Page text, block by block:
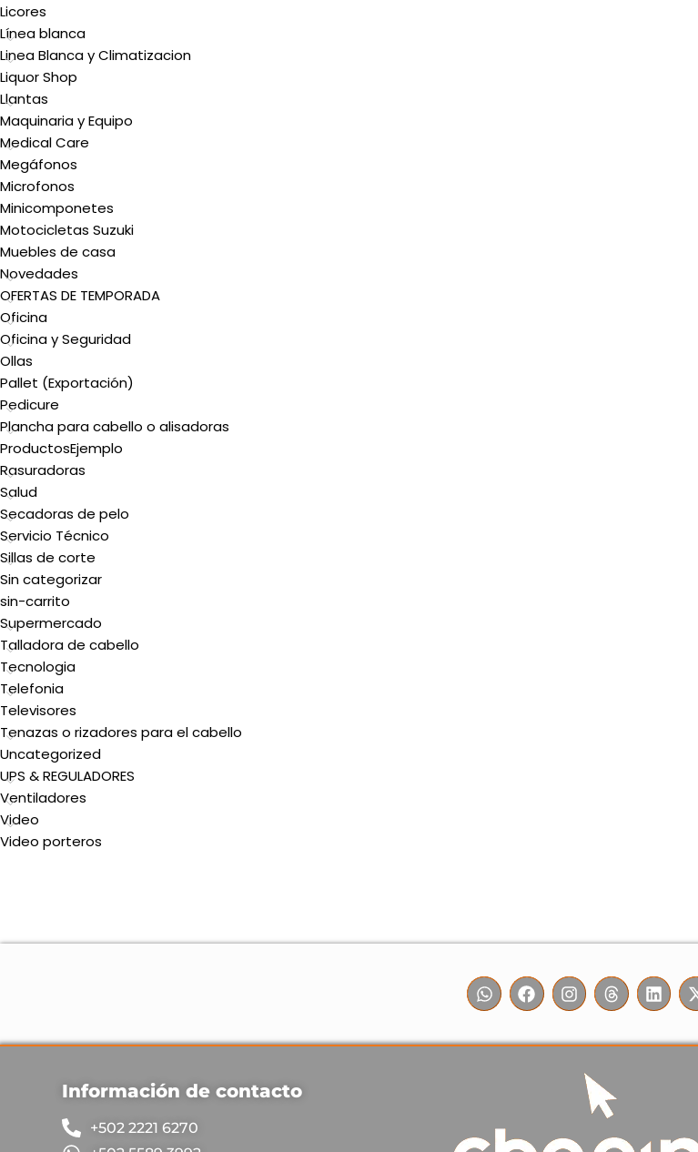
Licores
Línea blanca
Linea Blanca y Climatizacion
Liquor Shop
Llantas
Maquinaria y Equipo
Medical Care
Megáfonos
Microfonos
Minicomponetes
Motocicletas Suzuki
Muebles de casa
Novedades
OFERTAS DE TEMPORADA
Oficina
Oficina y Seguridad
Ollas
Pallet (Exportación)
Pedicure
Plancha para cabello o alisadoras
ProductosEjemplo
Rasuradoras
Salud
Secadoras de pelo
Servicio Técnico
Sillas de corte
Sin categorizar
sin-carrito
Supermercado
Talladora de cabello
Tecnologia
Telefonia
Televisores
Tenazas o rizadores para el cabello
Uncategorized
UPS & REGULADORES
Ventiladores
Video
Video porteros
Información de contacto
+502 2221 6270